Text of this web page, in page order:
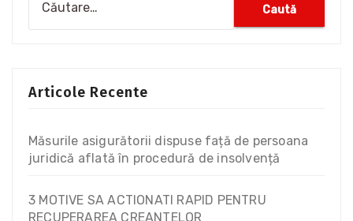
Articole Recente
Măsurile asigurătorii dispuse față de persoana
juridică aflată în procedură de insolvență
3 MOTIVE SA ACTIONATI RAPID PENTRU
RECUPERAREA CREANTELOR